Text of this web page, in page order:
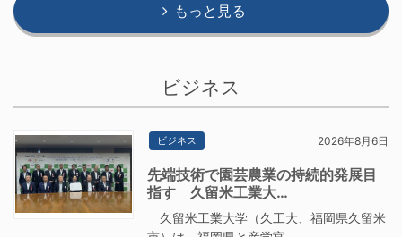
もっと見る
ビジネス
ビジネス 2026年8月6日
先端技術で園芸農業の持続的発展目
指す 久留米工業大…
久留米工業大学（久工大、福岡県久留米